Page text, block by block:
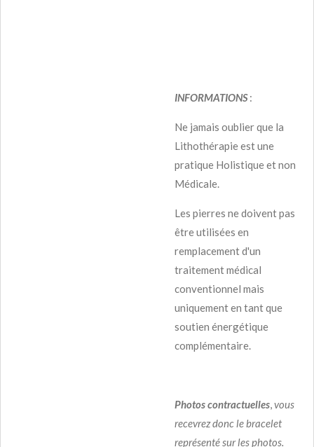
INFORMATIONS:
Ne jamais oublier que la
Lithothérapie est une
pratique Holistique et non
Médicale.
Les pierres ne doivent pas
être utilisées en
remplacement d'un
traitement médical
conventionnel mais
uniquement en tant que
soutien énergétique
complémentaire.
Photos contractuelles,vous
recevrez donc le bracelet
représenté sur les photos.